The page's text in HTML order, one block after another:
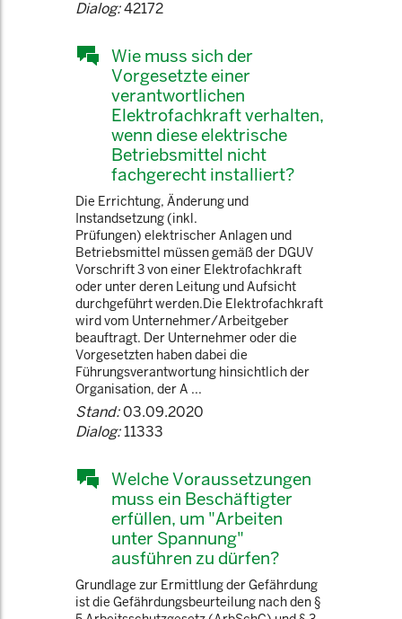
Dialog:42172
Wie muss sich der
Vorgesetzte einer
verantwortlichen
Elektrofachkraft verhalten,
wenn diese elektrische
Betriebsmittel nicht
fachgerecht installiert?
Die Errichtung, Änderung und
Instandsetzung (inkl.
Prüfungen) elektrischer Anlagen und
Betriebsmittel müssen gemäß der DGUV
Vorschrift 3 von einer Elektrofachkraft
oder unter deren Leitung und Aufsicht
durchgeführt werden.Die Elektrofachkraft
wird vom Unternehmer/Arbeitgeber
beauftragt. Der Unternehmer oder die
Vorgesetzten haben dabei die
Führungsverantwortung hinsichtlich der
Organisation, der A ...
Stand:03.09.2020
Dialog:11333
Welche Voraussetzungen
muss ein Beschäftigter
erfüllen, um "Arbeiten
unter Spannung"
ausführen zu dürfen?
Grundlage zur Ermittlung der Gefährdung
ist die Gefährdungsbeurteilung nach den §